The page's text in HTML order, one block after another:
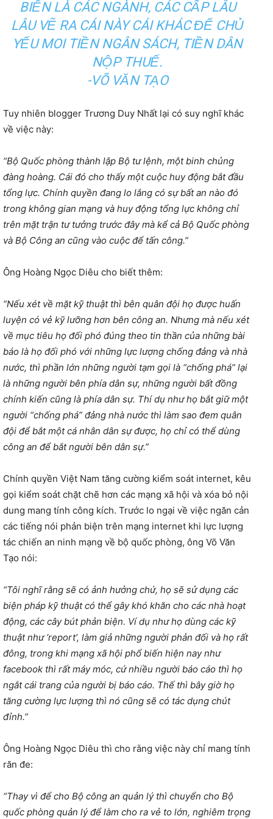
BIẾN LÀ CÁC NGÀNH, CÁC CẤP LÂU
LÂU VẼ RA CÁI NÀY CÁI KHÁC ĐỂ CHỦ
YẾU MOI TIỀN NGÂN SÁCH, TIỀN DÂN
NỘP THUẾ.
-VÕ VĂN TẠO
Tuy nhiên blogger Trương Duy Nhất lại có suy nghĩ khác
về việc này:
“Bộ Quốc phòng thành lập Bộ tư lệnh, một binh chủng
đàng hoàng. Cái đó cho thấy một cuộc huy động bắt đầu
tổng lực. Chính quyền đang lo lắng có sự bất an nào đó
trong không gian mạng và huy động tổng lực không chỉ
trên mặt trận tư tưởng trước đây mà kể cả Bộ Quốc phòng
và Bộ Công an cũng vào cuộc để tấn công.”
Ông Hoàng Ngọc Diêu cho biết thêm:
“Nếu xét về mặt kỹ thuật thì bên quân đội họ được huấn
luyện có vẻ kỹ lưỡng hơn bên công an. Nhưng mà nếu xét
về mục tiêu họ đối phó đúng theo tin thần của những bài
báo là họ đối phó với những lực lượng chống đảng và nhà
nước, thì phần lớn những người tạm gọi là “chống phá” lại
là những người bên phía dân sự, những người bất đồng
chính kiến cũng là phía dân sự. Thí dụ như họ bắt giữ một
người “chống phá” đảng nhà nước thì làm sao đem quân
đội để bắt một cá nhân dân sự được, họ chỉ có thể dùng
công an để bắt người bên dân sự.”
Chính quyền Việt Nam tăng cường kiểm soát internet, kêu
gọi kiểm soát chặt chẽ hơn các mạng xã hội và xóa bỏ nội
dung mang tính công kích. Trước lo ngại về việc ngăn cản
các tiếng nói phản biện trên mạng internet khi lực lượng
tác chiến an ninh mạng về bộ quốc phòng, ông Võ Văn
Tạo nói:
“Tôi nghĩ rằng sẽ có ảnh hưởng chứ, họ sẽ sử dụng các
biện pháp kỹ thuật có thể gây khó khăn cho các nhà hoạt
động, các cây bút phản biện. Ví dụ như họ dùng các kỹ
thuật như ‘report’, làm giả những người phản đối và họ rất
đông, trong khi mạng xã hội phổ biến hiện nay như
facebook thì rất máy móc, cứ nhiều người báo cáo thì họ
ngắt cái trang của người bị báo cáo. Thế thì bây giờ họ
tăng cường lực lượng thì nó cũng sẽ có tác dụng chút
đỉnh.”
Ông Hoàng Ngọc Diêu thì cho rằng việc này chỉ mang tính
răn đe:
“Thay vì để cho Bộ công an quản lý thì chuyển cho Bộ
quốc phòng quản lý để làm cho ra vẻ to lớn, nghiêm trọng